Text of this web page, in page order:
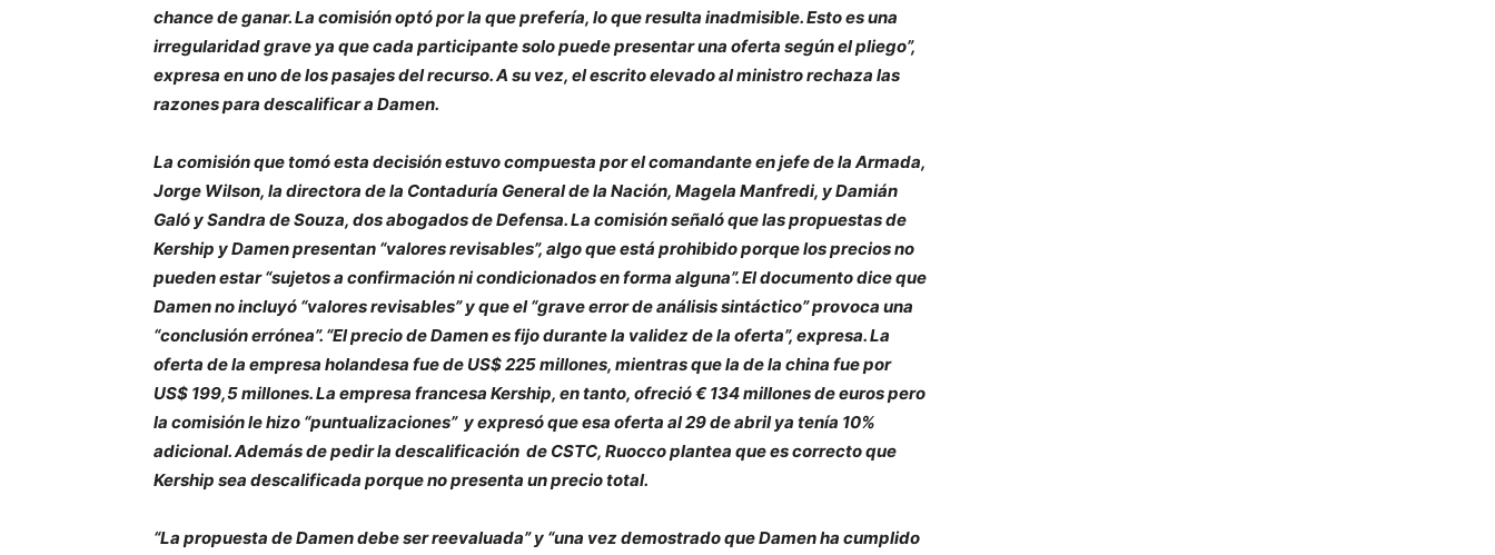
chance de ganar. La comisión optó por la que prefería, lo que resulta inadmisible. Esto es una
irregularidad grave ya que cada participante solo puede presentar una oferta según el pliego”,
expresa en uno de los pasajes del recurso. A su vez, el escrito elevado al ministro rechaza las
razones para descalificar a Damen.
La comisión que tomó esta decisión estuvo compuesta por el comandante en jefe de la Armada,
Jorge Wilson, la directora de la Contaduría General de la Nación, Magela Manfredi, y Damián
Galó y Sandra de Souza, dos abogados de Defensa. La comisión señaló que las propuestas de
Kership y Damen presentan “valores revisables”, algo que está prohibido porque los precios no
pueden estar “sujetos a confirmación ni condicionados en forma alguna”. El documento dice que
Damen no incluyó “valores revisables” y que el “grave error de análisis sintáctico” provoca una
“conclusión errónea”. “El precio de Damen es fijo durante la validez de la oferta”, expresa. La
oferta de la empresa holandesa fue de US$ 225 millones, mientras que la de la china fue por
US$ 199,5 millones. La empresa francesa Kership, en tanto, ofreció € 134 millones de euros pero
la comisión le hizo “puntualizaciones” y expresó que esa oferta al 29 de abril ya tenía 10%
adicional. Además de pedir la descalificación de CSTC, Ruocco plantea que es correcto que
Kership sea descalificada porque no presenta un precio total.
“La propuesta de Damen debe ser reevaluada” y “una vez demostrado que Damen ha cumplido